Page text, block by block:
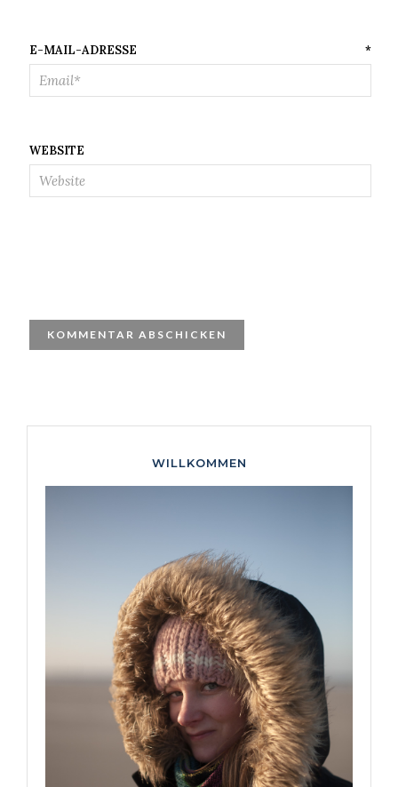
E-MAIL-ADRESSE *
WEBSITE
WILLKOMMEN